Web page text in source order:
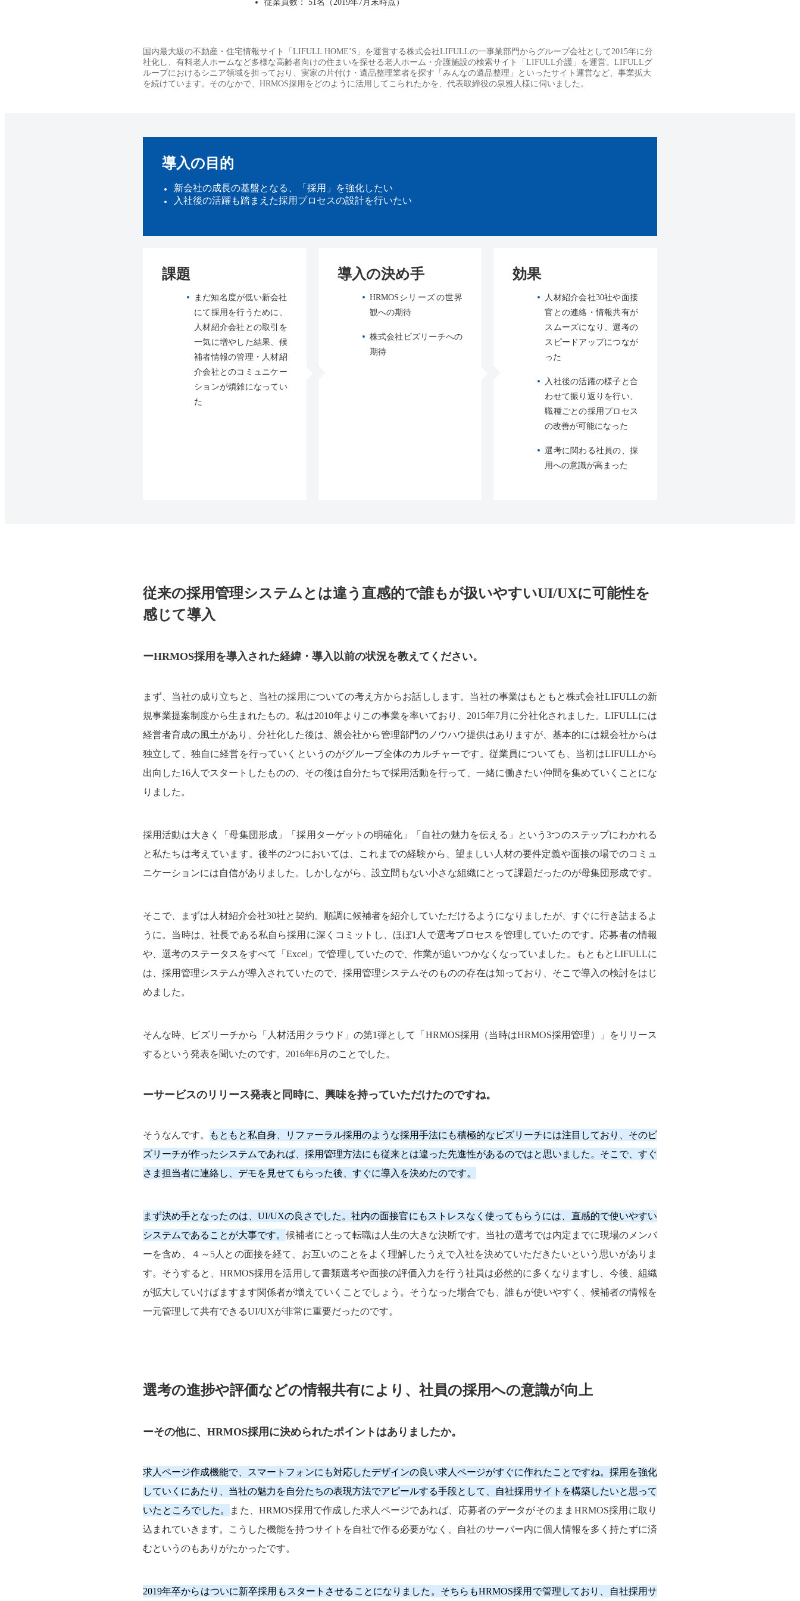
従業員数： 51名（2019年7月末時点）
国内最大級の不動産・住宅情報サイト「LIFULL HOME’S」を運営する株式会社LIFULLの一事業部門からグループ会社として2015年に分
社化し、有料老人ホームなど多様な高齢者向けの住まいを探せる老人ホーム・介護施設の検索サイト「LIFULL介護」を運営。LIFULLグ
ループにおけるシニア領域を担っており、実家の片付け・遺品整理業者を探す「みんなの遺品整理」といったサイト運営など、事業拡大
を続けています。そのなかで、HRMOS採用をどのように活用してこられたかを、代表取締役の泉雅人様に伺いました。
導入の目的
新会社の成長の基盤となる、「採用」を強化したい
入社後の活躍も踏まえた採用プロセスの設計を行いたい
課題
まだ知名度が低い新会社
にて採用を行うために、
人材紹介会社との取引を
一気に増やした結果、候
補者情報の管理・人材紹
介会社とのコミュニケー
ションが煩雑になってい
た
導入の決め手
HRMOSシリーズの世界
観への期待
株式会社ビズリーチへの
期待
効果
人材紹介会社30社や面接
官との連絡・情報共有が
スムーズになり、選考の
スピードアップにつなが
った
入社後の活躍の様子と合
わせて振り返りを行い、
職種ごとの採用プロセス
の改善が可能になった
選考に関わる社員の、採
用への意識が高まった
従来の採用管理システムとは違う直感的で誰もが扱いやすいUI/UXに可能性を
感じて導入
ーHRMOS採用を導入された経緯・導入以前の状況を教えてください。
まず、当社の成り立ちと、当社の採用についての考え方からお話しします。当社の事業はもともと株式会社LIFULLの新
規事業提案制度から生まれたもの。私は2010年よりこの事業を率いており、2015年7月に分社化されました。LIFULLには
経営者育成の風土があり、分社化した後は、親会社から管理部門のノウハウ提供はありますが、基本的には親会社からは
独立して、独自に経営を行っていくというのがグループ全体のカルチャーです。従業員についても、当初はLIFULLから
出向した16人でスタートしたものの、その後は自分たちで採用活動を行って、一緒に働きたい仲間を集めていくことにな
りました。
採用活動は大きく「母集団形成」「採用ターゲットの明確化」「自社の魅力を伝える」という3つのステップにわかれる
と私たちは考えています。後半の2つにおいては、これまでの経験から、望ましい人材の要件定義や面接の場でのコミュ
ニケーションには自信がありました。しかしながら、設立間もない小さな組織にとって課題だったのが母集団形成です。
そこで、まずは人材紹介会社30社と契約。順調に候補者を紹介していただけるようになりましたが、すぐに行き詰まるよ
うに。当時は、社長である私自ら採用に深くコミットし、ほぼ1人で選考プロセスを管理していたのです。応募者の情報
や、選考のステータスをすべて「Excel」で管理していたので、作業が追いつかなくなっていました。もともとLIFULLに
は、採用管理システムが導入されていたので、採用管理システムそのものの存在は知っており、そこで導入の検討をはじ
めました。
そんな時、ビズリーチから「人材活用クラウド」の第1弾として「HRMOS採用（当時はHRMOS採用管理）」をリリース
するという発表を聞いたのです。2016年6月のことでした。
ーサービスのリリース発表と同時に、興味を持っていただけたのですね。
そうなんです。
もともと私自身、リファーラル採用のような採用手法にも積極的なビズリーチには注目しており、そのビ
ズリーチが作ったシステムであれば、採用管理方法にも従来とは違った先進性があるのではと思いました。そこで、すぐ
さま担当者に連絡し、デモを見せてもらった後、すぐに導入を決めたのです。
まず決め手となったのは、UI/UXの良さでした。社内の面接官にもストレスなく使ってもらうには、直感的で使いやすい
システムであることが大事です。 候補者にとって転職は人生の大きな決断です。当社の選考では内定までに現場のメンバ
ーを含め、４～5人との面接を経て、お互いのことをよく理解したうえで入社を決めていただきたいという思いがありま
す。そうすると、HRMOS採用を活用して書類選考や面接の評価入力を行う社員は必然的に多くなりますし、今後、組織
が拡大していけばますます関係者が増えていくことでしょう。そうなった場合でも、誰もが使いやすく、候補者の情報を
一元管理して共有できるUI/UXが非常に重要だったのです。
選考の進捗や評価などの情報共有により、社員の採用への意識が向上
ーその他に、HRMOS採用に決められたポイントはありましたか。
求人ページ作成機能で、スマートフォンにも対応したデザインの良い求人ページがすぐに作れたことですね。採用を強化
していくにあたり、当社の魅力を自分たちの表現方法でアピールする手段として、自社採用サイトを構築したいと思って
いたところでした。
また、HRMOS採用で作成した求人ページであれば、応募者のデータがそのままHRMOS採用に取り
込まれていきます。こうした機能を持つサイトを自社で作る必要がなく、自社のサーバー内に個人情報を多く持たずに済
むというのもありがたかったです。
2019年卒からはついに新卒採用もスタートさせることになりました。そちらもHRMOS採用で管理しており、自社採用サ